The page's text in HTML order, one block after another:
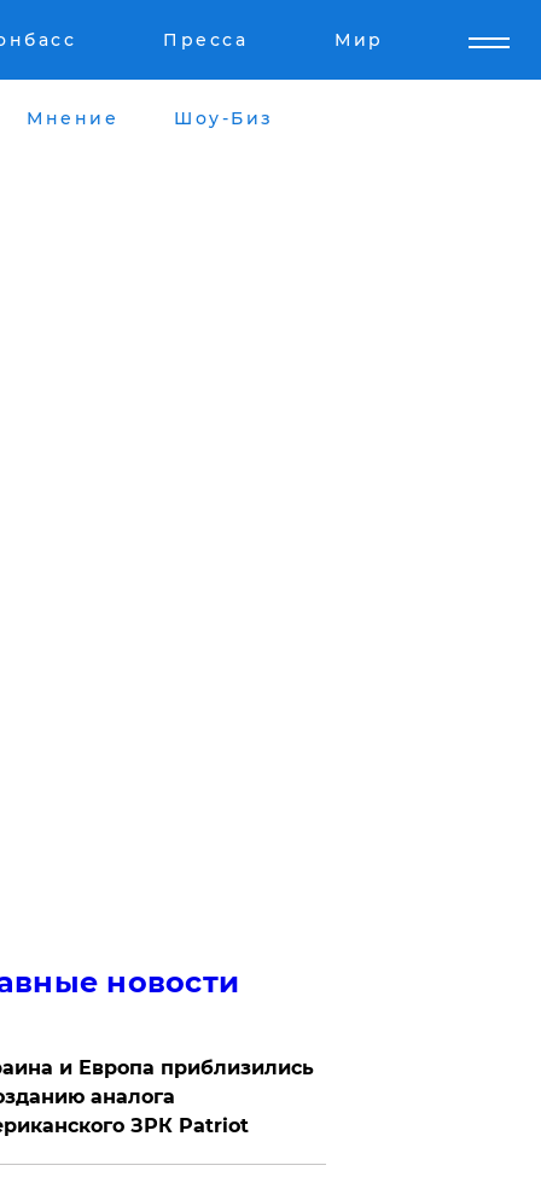
Пресса Мир
Мнение Шоу-Биз
новости
и Европа приблизились
аналога
ЗРК Patriot